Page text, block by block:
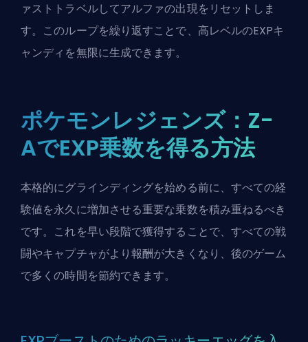
ァストトラベルしてアルファの出現をリセットしま
す。このループを繰り返すことで、高レベルのEXPキ
ャンディを無限に生成できます。
ポケモンレジェンズ：Z-
AでEXP乗数を得る方法
本格的にグラインディングを始める前に、すべての経
験値を永久に増加させる重要な乗数を積み重ねるべき
です。これを早い段階で獲得することで、すべての戦
闘やキャプチャがより報酬が大きくなり、後のゲーム
で多くの時間を節約できます。